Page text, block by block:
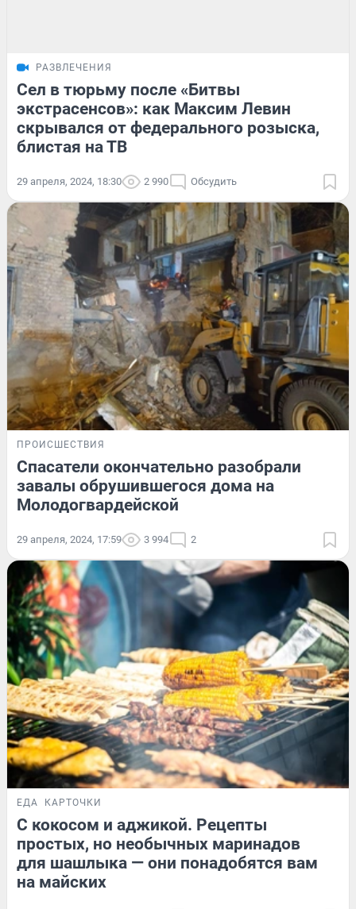
РАЗВЛЕЧЕНИЯ
Сел в тюрьму после «Битвы
экстрасенсов»: как Максим Левин
скрывался от федерального розыска,
блистая на ТВ
29 апреля, 2024, 18:30 2 990 Обсудить
ПРОИСШЕСТВИЯ
Спасатели окончательно разобрали
завалы обрушившегося дома на
Молодогвардейской
29 апреля, 2024, 17:59 3 994 2
ЕДА КАРТОЧКИ
С кокосом и аджикой. Рецепты
простых, но необычных маринадов
для шашлыка — они понадобятся вам
на майских